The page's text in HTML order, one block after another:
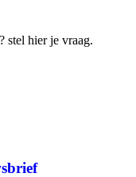
stel hier je vraag.